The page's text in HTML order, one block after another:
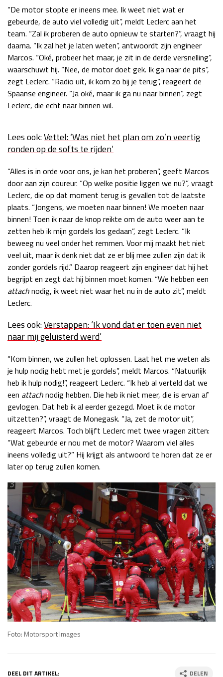
Kwalificatie
za 22:00 - 23:00
Race
zo 21:00 - 23:00
Kwalificatie
za 05:00 - 06:00
Race
zo 05:00 - 07:00
zo 17:00 - 19:00
GP ABU DHABI 2026 04 - 06 dec
Kwalificatie
za 15:00 - 16:00
zo 14:00 - 16:00
“De motor stopte er ineens mee. Ik weet niet wat er
gebeurde, de auto viel volledig uit”, meldt Leclerc aan het
team. “Zal ik proberen de auto opnieuw te starten?”, vraagt hij
daarna. “Ik zal het je laten weten”, antwoordt zijn engineer
Marcos. “Oké, probeer het maar, je zit in de derde versnelling”,
waarschuwt hij. “Nee, de motor doet gek. Ik ga naar de pits”,
zegt Leclerc. “Radio uit, ik kom zo bij je terug”, reageert de
Spaanse engineer. “Ja oké, maar ik ga nu naar binnen”, zegt
Leclerc, die echt naar binnen wil.
Lees ook:Vettel: ‘Was niet het plan om zo’n veertig
ronden op de softs te rijden’
“Alles is in orde voor ons, je kan het proberen”, geeft Marcos
door aan zijn coureur. “Op welke positie liggen we nu?”, vraagt
Leclerc, die op dat moment terug is gevallen tot de laatste
plaats. “Jongens, we moeten naar binnen! We moeten naar
binnen! Toen ik naar de knop reikte om de auto weer aan te
zetten heb ik mijn gordels los gedaan”, zegt Leclerc. “Ik
beweeg nu veel onder het remmen. Voor mij maakt het niet
veel uit, maar ik denk niet dat ze er blij mee zullen zijn dat ik
zonder gordels rijd.” Daarop reageert zijn engineer dat hij het
begrijpt en zegt dat hij binnen moet komen. “We hebben een
attachnodig, ik weet niet waar het nu in de auto zit”, meldt
Leclerc.
Lees ook:Verstappen: ‘Ik vond dat er toen even niet
naar mij geluisterd werd’
“Kom binnen, we zullen het oplossen. Laat het me weten als
je hulp nodig hebt met je gordels”, meldt Marcos. “Natuurlijk
heb ik hulp nodig!”, reageert Leclerc. “Ik heb al verteld dat we
een attachnodig hebben. Die heb ik niet meer, die is ervan af
gevlogen. Dat heb ik al eerder gezegd. Moet ik de motor
uitzetten?”, vraagt de Monegask. “Ja, zet de motor uit”,
reageert Marcos. Toch blijft Leclerc met twee vragen zitten:
“Wat gebeurde er nou met de motor? Waarom viel alles
ineens volledig uit?” Hij krijgt als antwoord te horen dat ze er
later op terug zullen komen.
Foto: Motorsport Images
DEEL DIT ARTIKEL: DELEN